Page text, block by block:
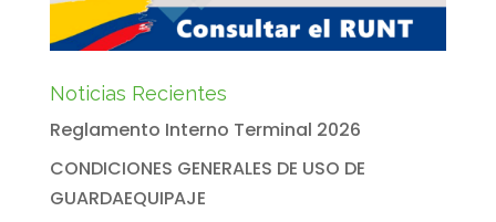
Noticias Recientes
Reglamento Interno Terminal 2026
CONDICIONES GENERALES DE USO DE
GUARDAEQUIPAJE